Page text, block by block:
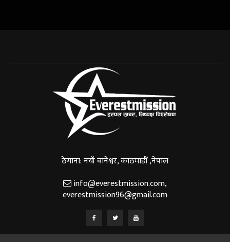
ठेगाना: नयाँ बानेश्वर, काठमाडौँ ,नेपाल
info@everestmission.com,
everestmission96@gmail.com